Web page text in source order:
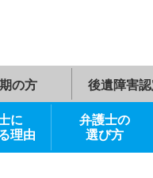
定時期の方
弁護士に
弁